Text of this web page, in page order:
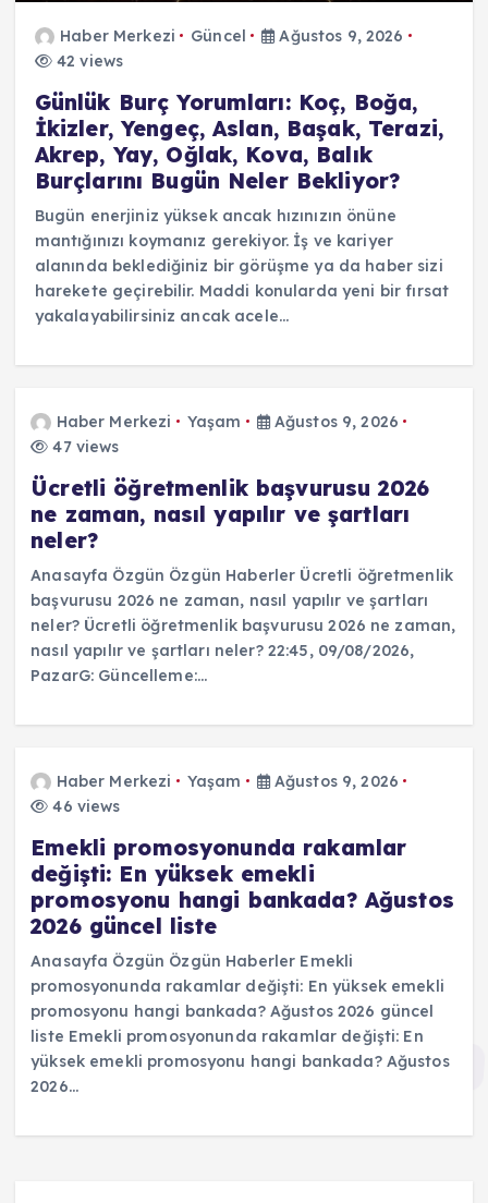
Haber Merkezi Güncel
Ağustos 9, 2026
42 views
Günlük Burç Yorumları: Koç, Boğa,
İkizler, Yengeç, Aslan, Başak, Terazi,
Akrep, Yay, Oğlak, Kova, Balık
Burçlarını Bugün Neler Bekliyor?
Bugün enerjiniz yüksek ancak hızınızın önüne
mantığınızı koymanız gerekiyor. İş ve kariyer
alanında beklediğiniz bir görüşme ya da haber sizi
harekete geçirebilir. Maddi konularda yeni bir fırsat
yakalayabilirsiniz ancak acele…
Haber Merkezi Yaşam
Ağustos 9, 2026
47 views
Ücretli öğretmenlik başvurusu 2026
ne zaman, nasıl yapılır ve şartları
neler?
Anasayfa Özgün Özgün Haberler Ücretli öğretmenlik
başvurusu 2026 ne zaman, nasıl yapılır ve şartları
neler? Ücretli öğretmenlik başvurusu 2026 ne zaman,
nasıl yapılır ve şartları neler? 22:45, 09/08/2026,
PazarG: Güncelleme:…
Haber Merkezi Yaşam
Ağustos 9, 2026
46 views
Emekli promosyonunda rakamlar
değişti: En yüksek emekli
promosyonu hangi bankada? Ağustos
2026 güncel liste
Anasayfa Özgün Özgün Haberler Emekli
promosyonunda rakamlar değişti: En yüksek emekli
promosyonu hangi bankada? Ağustos 2026 güncel
liste Emekli promosyonunda rakamlar değişti: En
yüksek emekli promosyonu hangi bankada? Ağustos
2026…